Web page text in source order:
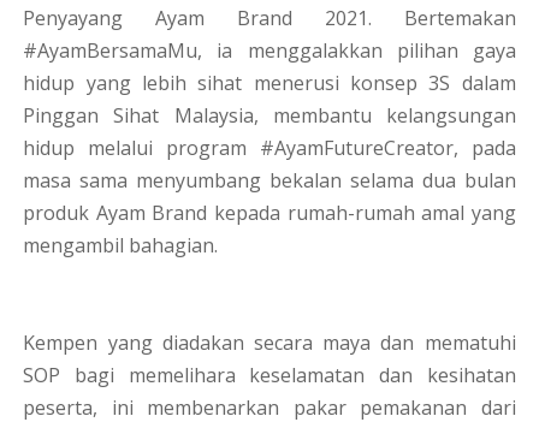
Penyayang Ayam Brand 2021. Bertemakan
#AyamBersamaMu, ia menggalakkan pilihan gaya
hidup yang lebih sihat menerusi konsep 3S dalam
Pinggan Sihat Malaysia, membantu kelangsungan
hidup melalui program #AyamFutureCreator, pada
masa sama menyumbang bekalan selama dua bulan
produk Ayam Brand kepada rumah-rumah amal yang
mengambil bahagian.
Kempen yang diadakan secara maya dan mematuhi
SOP bagi memelihara keselamatan dan kesihatan
peserta, ini membenarkan pakar pemakanan dari